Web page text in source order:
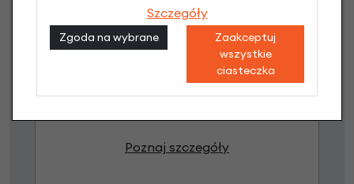
Raty 0%
3 miesiące nie płacisz
Raty do 60 miesięcy
Poznaj szczegóły
Szczegóły
Zgoda na wybrane
Zaakceptuj
wszystkie
ciasteczka